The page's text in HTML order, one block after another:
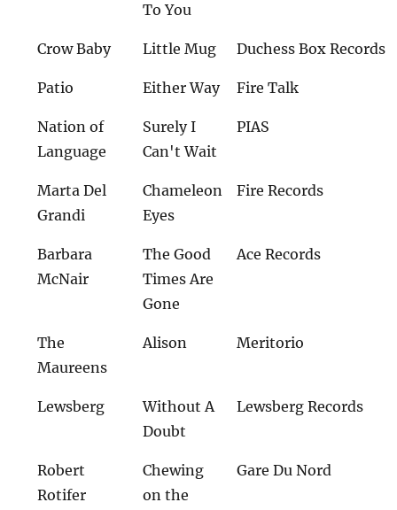
To You
Crow Baby Little Mug Duchess Box Records
Patio Either Way Fire Talk
Nation of
Language
Surely I
Can't Wait
PIAS
Marta Del
Grandi
Chameleon
Eyes
Fire Records
Barbara
McNair
The Good
Times Are
Gone
Ace Records
The
Maureens
Alison Meritorio
Lewsberg
Without A
Doubt
Lewsberg Records
Robert
Rotifer
Chewing
on the
Gare Du Nord